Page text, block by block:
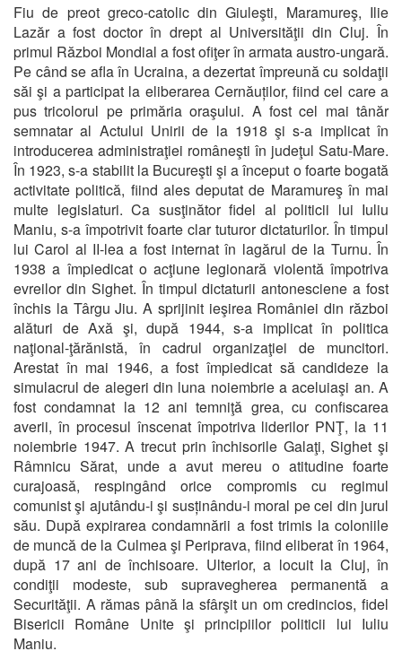
Fiu de preot greco-catolic din Giuleşti, Maramureş, Ilie
Lazăr a fost doctor în drept al Universităţii din Cluj. În
primul Război Mondial a fost ofiţer în armata austro-ungară.
Pe când se afla în Ucraina, a dezertat împreună cu soldaţii
săi şi a participat la eliberarea Cernăuților, fiind cel care a
pus tricolorul pe primăria oraşului. A fost cel mai tânăr
semnatar al Actului Unirii de la 1918 şi s-a implicat în
introducerea administraţiei româneşti în judeţul Satu-Mare.
În 1923, s-a stabilit la Bucureşti şi a început o foarte bogată
activitate politică, fiind ales deputat de Maramureş în mai
multe legislaturi. Ca susţinător fidel al politicii lui Iuliu
Maniu, s-a împotrivit foarte clar tuturor dictaturilor. În timpul
lui Carol al II-lea a fost internat în lagărul de la Turnu. În
1938 a împiedicat o acţiune legionară violentă împotriva
evreilor din Sighet. În timpul dictaturii antonesciene a fost
închis la Târgu Jiu. A sprijinit ieşirea României din război
alături de Axă şi, după 1944, s-a implicat în politica
naţional-ţărănistă, în cadrul organizaţiei de muncitori.
Arestat în mai 1946, a fost împiedicat să candideze la
simulacrul de alegeri din luna noiembrie a aceluiaşi an. A
fost condamnat la 12 ani temniţă grea, cu confiscarea
averii, în procesul înscenat împotriva liderilor PNŢ, la 11
noiembrie 1947. A trecut prin închisorile Galaţi, Sighet şi
Râmnicu Sărat, unde a avut mereu o atitudine foarte
curajoasă, respingând orice compromis cu regimul
comunist şi ajutându-i şi susținându-i moral pe cei din jurul
său. După expirarea condamnării a fost trimis la coloniile
de muncă de la Culmea şi Periprava, fiind eliberat în 1964,
după 17 ani de închisoare. Ulterior, a locuit la Cluj, în
condiţii modeste, sub supravegherea permanentă a
Securităţii. A rămas până la sfârşit un om credincios, fidel
Bisericii Române Unite şi principiilor politicii lui Iuliu
Maniu.